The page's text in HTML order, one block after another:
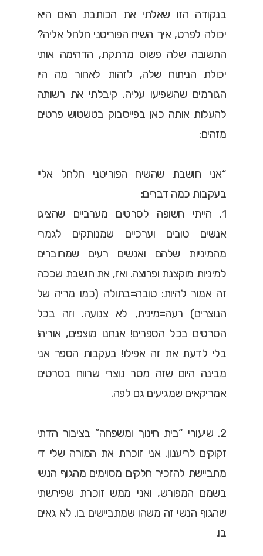
בנקודה הזו שאלתי את הכותבת האם היא
יכולה לפרט, איך השיח הפוריטני חלחל אליה?
התשובה שלה פשוט מרתקת, הדהימה אותי
יכולת הניתוח שלה, לזהות לאחור מה היו
הגורמים שהשפיעו עליה. קיבלתי את רשותה
להעלות אותה כאן בפייסבוק בטשטוש פרטים
מזהים:
“אני חושבת שהשיח הפוריטני חלחל אליי
בעקבות כמה דברים:
1. הייתי חשופה לסרטים מערביים שהציגו
אנשים טובים וערכיים שמנותקים לגמרי
מהמיניות שלהם ואנשים רעים שמחוברים
למיניות מוקצנת ופרוצה. ואז, את חושבת שככה
זה אמור להיות: טובה=בתולה (כמו מריה של
הנוצרים) רעה=מינית, לא צנועה. וזה בכל
הסרטים בכל הספרים! אנחנו מוצפים, אוריה!
בלי לדעת את זה אפילו! בעקבות הספר אני
מבינה היום שזה מסר נוצרי שרווח בסרטים
אמריקאים שמגיעים גם לפה.
2. שיעורי “בית חינוך ומשפחה” בציבור הדתי
זקוקים לריענון. אני זוכרת את המורה שלי די
מתביישת להזכיר חלקים מסוימים מהגוף הנשי
בשמם המפורש, ואני ממש זוכרת שפירשתי
שהגוף הנשי זה משהו שמתביישים בו. לא גאים
בו.